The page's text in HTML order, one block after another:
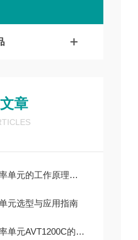
章
工作原理与应用领域深度解析
元选型与应用指南
元AVT1200C的产品优势